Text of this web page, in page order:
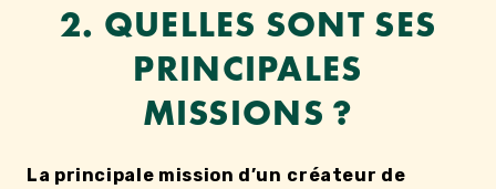
2. QUELLES SONT SES
PRINCIPALES
MISSIONS ?
La principale mission d’un créateur de